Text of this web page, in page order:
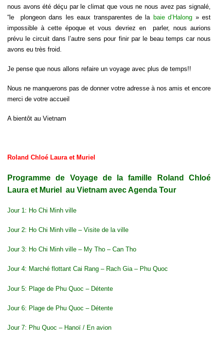
nous avons été déçu par le climat que vous ne nous avez pas signalé,
“le plongeon dans les eaux transparentes de la baie d’Halong » est
impossible à cette époque et vous devriez en parler, nous aurions
prévu le circuit dans l’autre sens pour finir par le beau temps car nous
avons eu très froid.
Je pense que nous allons refaire un voyage avec plus de temps!!
Nous ne manquerons pas de donner votre adresse à nos amis et encore
merci de votre accueil
A bientôt au Vietnam
Roland Chloé Laura et Muriel
Programme de Voyage de la famille Roland Chloé
Laura et Muriel au Vietnam avec Agenda Tour
Jour 1: Ho Chi Minh ville
Jour 2: Ho Chi Minh ville – Visite de la ville
Jour 3: Ho Chi Minh ville – My Tho – Can Tho
Jour 4: Marché flottant Cai Rang – Rach Gia – Phu Quoc
Jour 5: Plage de Phu Quoc – Détente
Jour 6: Plage de Phu Quoc – Détente
Jour 7: Phu Quoc – Hanoï / En avion